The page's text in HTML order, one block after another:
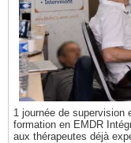
1 journée de
formation en EMDR
aux thérapeutes déjà